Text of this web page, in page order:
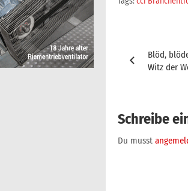
Blöd,
Witz der
Schreibe
Du musst